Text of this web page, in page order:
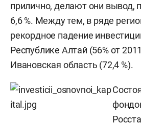
прилично, делают они вывод,
6,6 %. Между тем, в ряде
рекордное падение
Республике Алтай (56% от
Ивановская область (72,4 %).